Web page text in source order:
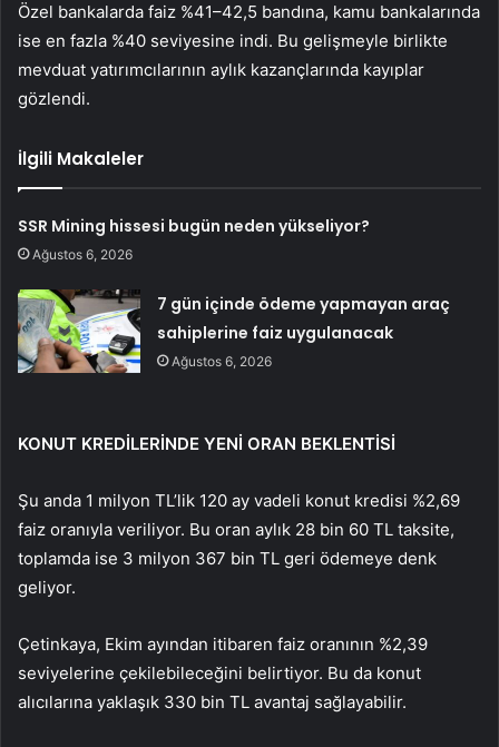
Özel bankalarda faiz %41–42,5 bandına, kamu bankalarında
ise en fazla %40 seviyesine indi. Bu gelişmeyle birlikte
mevduat yatırımcılarının aylık kazançlarında kayıplar
gözlendi.
İlgili Makaleler
SSR Mining hissesi bugün neden yükseliyor?
Ağustos 6, 2026
7 gün içinde ödeme yapmayan araç
sahiplerine faiz uygulanacak
Ağustos 6, 2026
KONUT KREDİLERİNDE YENİ ORAN BEKLENTİSİ
Şu anda 1 milyon TL’lik 120 ay vadeli konut kredisi %2,69
faiz oranıyla veriliyor. Bu oran aylık 28 bin 60 TL taksite,
toplamda ise 3 milyon 367 bin TL geri ödemeye denk
geliyor.
Çetinkaya, Ekim ayından itibaren faiz oranının %2,39
seviyelerine çekilebileceğini belirtiyor. Bu da konut
alıcılarına yaklaşık 330 bin TL avantaj sağlayabilir.